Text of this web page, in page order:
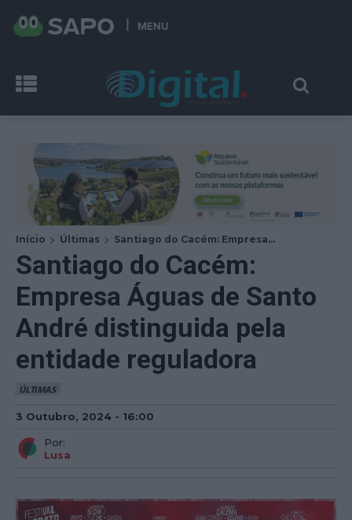
MENU
Início Últimas Santiago do Cacém: Empresa...
Santiago do Cacém:
Empresa Águas de Santo
André distinguida pela
entidade reguladora
ÚLTIMAS
3 Outubro, 2024 - 16:00
Por:
Lusa